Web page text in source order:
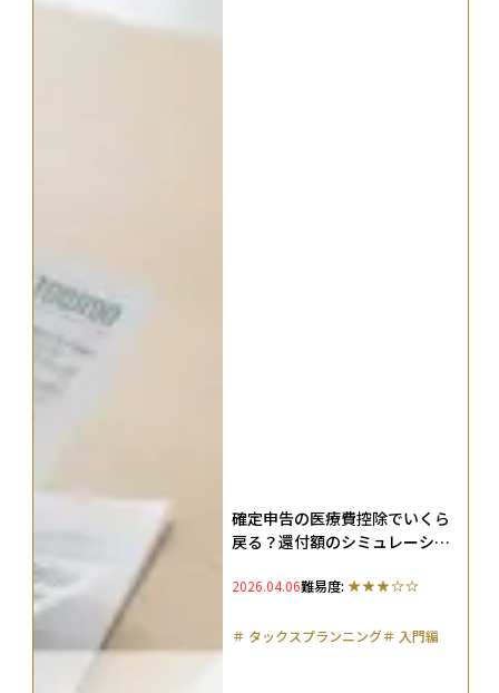
確定申告の医療費控除でいくら
戻る？還付額のシミュレーショ
まで解説
2026.04.06難易度:
＃ タックスプランニング＃ 入門編